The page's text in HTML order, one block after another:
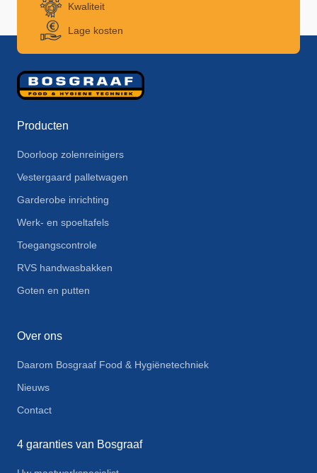
Kwaliteit
Lage kosten
Producten
Doorloop zolenreinigers
Vestergaard palletwagen
Garderobe inrichting
Werk- en spoeltafels
Toegangscontrole
RVS handwasbakken
Goten en putten
Over ons
Daarom Bosgraaf Food & Hygiënetechniek
Nieuws
Contact
4 garanties van Bosgraaf